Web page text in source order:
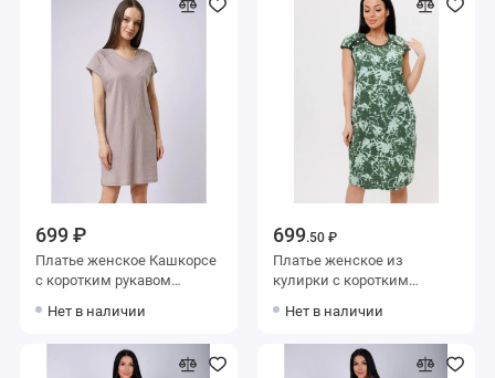
699 ₽
Платье женское Кашкорсе
с коротким рукавом
Нет в наличии
699.50 ₽
Платье женское из
кулирки с коротким
Абстракция Kuzina
Нет в наличии